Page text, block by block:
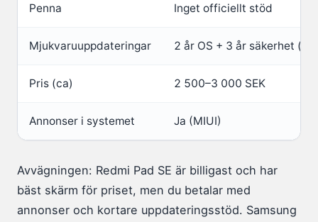
Penna Inget officiellt stöd
Mjukvaruuppdateringar 2 år OS + 3 år säkerhet
Pris (ca) 2 500–3 000 SEK
Annonser i systemet Ja (MIUI)
Avvägningen: Redmi Pad SE är billigast och har
bäst skärm för priset, men du betalar med
annonser och kortare uppdateringsstöd. Samsung